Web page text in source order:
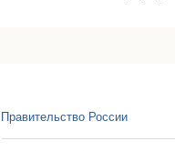
Правительство России